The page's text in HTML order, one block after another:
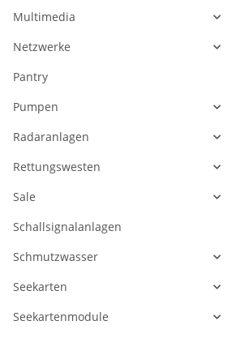
Multimedia
Netzwerke
Pantry
Pumpen
Radaranlagen
Rettungswesten
Sale
Schallsignalanlagen
Schmutzwasser
Seekarten
Seekartenmodule